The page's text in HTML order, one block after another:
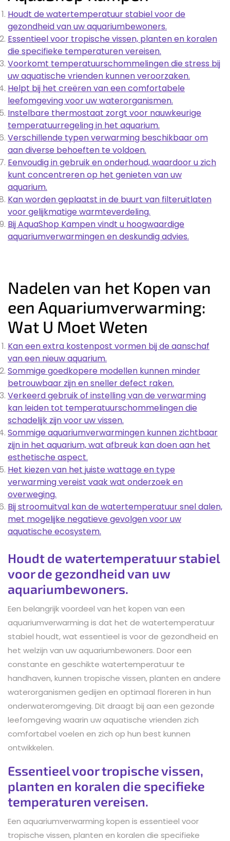
Houdt de watertemperatuur stabiel voor de
gezondheid van uw aquariumbewoners.
Essentieel voor tropische vissen, planten en koralen
die specifieke temperaturen vereisen.
Voorkomt temperatuurschommelingen die stress bij
uw aquatische vrienden kunnen veroorzaken.
Helpt bij het creëren van een comfortabele
leefomgeving voor uw waterorganismen.
Instelbare thermostaat zorgt voor nauwkeurige
temperatuurregeling in het aquarium.
Verschillende typen verwarming beschikbaar om
aan diverse behoeften te voldoen.
Eenvoudig in gebruik en onderhoud, waardoor u zich
kunt concentreren op het genieten van uw
aquarium.
Kan worden geplaatst in de buurt van filteruitlaten
voor gelijkmatige warmteverdeling.
Bij AquaShop Kampen vindt u hoogwaardige
aquariumverwarmingen en deskundig advies.
Nadelen van het Kopen van
een Aquariumverwarming:
Wat U Moet Weten
Kan een extra kostenpost vormen bij de aanschaf
van een nieuw aquarium.
Sommige goedkopere modellen kunnen minder
betrouwbaar zijn en sneller defect raken.
Verkeerd gebruik of instelling van de verwarming
kan leiden tot temperatuurschommelingen die
schadelijk zijn voor uw vissen.
Sommige aquariumverwarmingen kunnen zichtbaar
zijn in het aquarium, wat afbreuk kan doen aan het
esthetische aspect.
Het kiezen van het juiste wattage en type
verwarming vereist vaak wat onderzoek en
overweging.
Bij stroomuitval kan de watertemperatuur snel dalen,
met mogelijke negatieve gevolgen voor uw
aquatische ecosystem.
Houdt de watertemperatuur stabiel
voor de gezondheid van uw
aquariumbewoners.
Een belangrijk voordeel van het kopen van een
aquariumverwarming is dat het de watertemperatuur
stabiel houdt, wat essentieel is voor de gezondheid en
het welzijn van uw aquariumbewoners. Door een
constante en geschikte watertemperatuur te
handhaven, kunnen tropische vissen, planten en andere
waterorganismen gedijen en optimaal floreren in hun
onderwateromgeving. Dit draagt bij aan een gezonde
leefomgeving waarin uw aquatische vrienden zich
comfortabel voelen en zich op hun best kunnen
ontwikkelen.
Essentieel voor tropische vissen,
planten en koralen die specifieke
temperaturen vereisen.
Een aquariumverwarming kopen is essentieel voor
tropische vissen, planten en koralen die specifieke